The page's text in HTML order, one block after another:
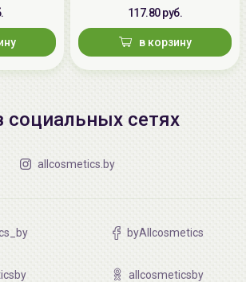
117.80 руб.
в корзину
сетях
allcosmetics.by
byAllcosmetics
allcosmeticsby